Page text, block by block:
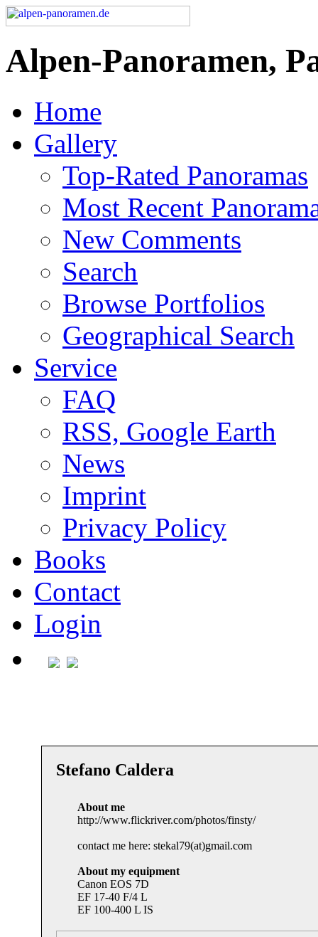
Alpen-Panoramen,
Home
Gallery
Top-Rated Panoramas
Most Recent
New Comments
Search
Browse Portfolios
Geographical Search
Service
FAQ
RSS, Google Earth
News
Imprint
Privacy Policy
Books
Contact
Login
Stefano Caldera
About me
http://www.flickriver.com/photos/finsty/
contact me here: stekal79(at)gmail.com
About my equipment
Canon EOS 7D
EF 17-40 F/4 L
EF 100-400 L IS